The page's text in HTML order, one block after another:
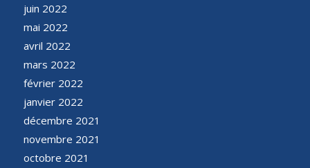
juin 2022
mai 2022
avril 2022
mars 2022
février 2022
janvier 2022
décembre 2021
novembre 2021
octobre 2021